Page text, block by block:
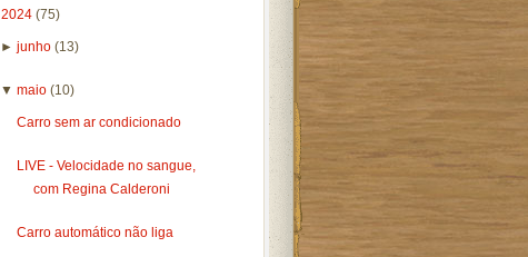
2024 (75)
► junho (13)
▼ maio (10)
Carro sem ar condicionado
LIVE - Velocidade no sangue,
com Regina Calderoni
Carro automático não liga